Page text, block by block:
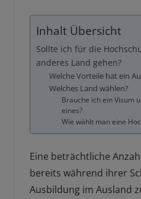
Inhalt Übersicht
Sollte ich für die
anderes Land gehen?
Welche Vorteile hat ein
Welches Land wählen?
Brauche ich ein Visum
eines?
Wie wählt man eine
Eine beträchtliche
bereits während ihrer
Ausbildung im Ausland